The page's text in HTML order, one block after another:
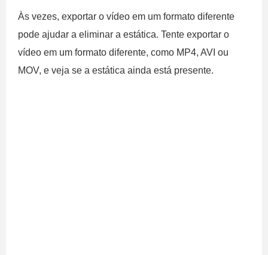
Às vezes, exportar o vídeo em um formato diferente
pode ajudar a eliminar a estática. Tente exportar o
vídeo em um formato diferente, como MP4, AVI ou
MOV, e veja se a estática ainda está presente.